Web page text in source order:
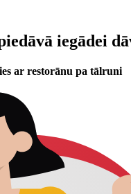
iegādei
ar restorānu pa tālruni